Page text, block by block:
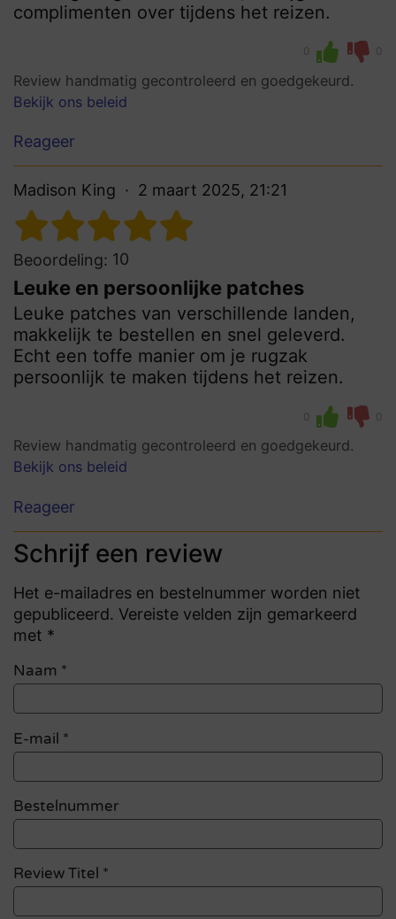
complimenten over tijdens het reizen.
0 0
Review handmatig gecontroleerd en goedgekeurd.
Bekijk ons beleid
Reageer
Madison King 2 maart 2025, 21:21
Beoordeling: 10
Leuke en persoonlijke patches
Leuke patches van verschillende landen,
makkelijk te bestellen en snel geleverd.
Echt een toffe manier om je rugzak
persoonlijk te maken tijdens het reizen.
0 0
Review handmatig gecontroleerd en goedgekeurd.
Bekijk ons beleid
Reageer
Schrijf een review
Het e-mailadres en bestelnummer worden niet
gepubliceerd. Vereiste velden zijn gemarkeerd
met *
Naam *
E-mail *
Bestelnummer
Review Titel *